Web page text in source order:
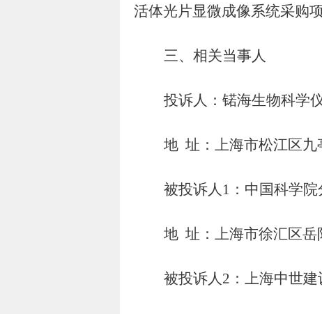
活体光片显微成像系统采购
三、相关当事人
投诉人：锘海生物科学
地 址：上海市松江区九
被投诉人 1 ：中国科学
地 址：上海市徐汇区岳
被投诉人2 ：上海中世